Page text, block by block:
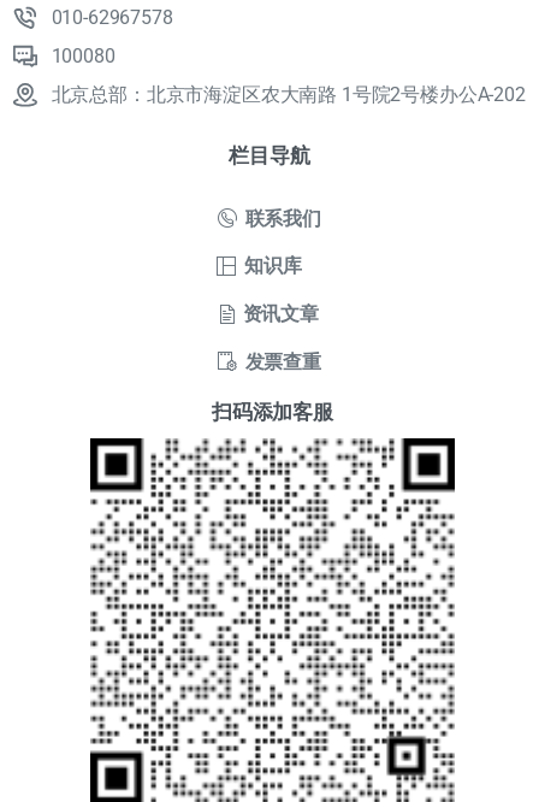
010-62967578
100080
北京总部：北京市海淀区农大南路 1号院2号楼办公A-202
栏目导航
联系我们
知识库
资讯文章
发票查重
扫码添加客服